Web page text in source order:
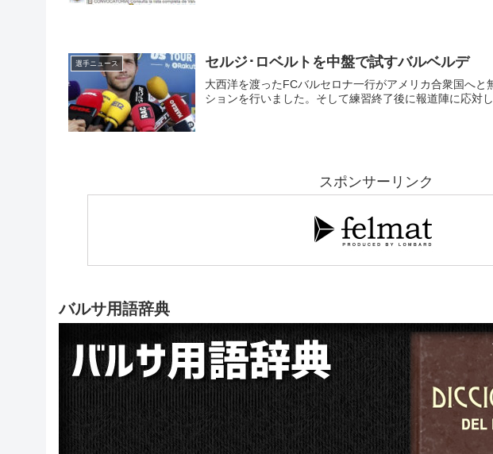
選手ニュース セルジ･ロベルトを中盤で試すバルベルデ
大西洋を渡ったFCバルセロナ一行がアメリカ合衆国へと
ションを行いました。そして練習終了後に報道陣に応対
スポンサーリンク
バルサ用語辞典